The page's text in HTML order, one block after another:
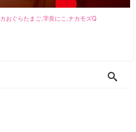
おぐらたまご,字良にこ,ナカモズQ